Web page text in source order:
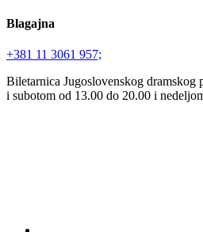
Blagajna
+381 11 3061 957;
Biletarnica Jugoslovenskog dramskog
i subotom od 13.00 do 20.00 i